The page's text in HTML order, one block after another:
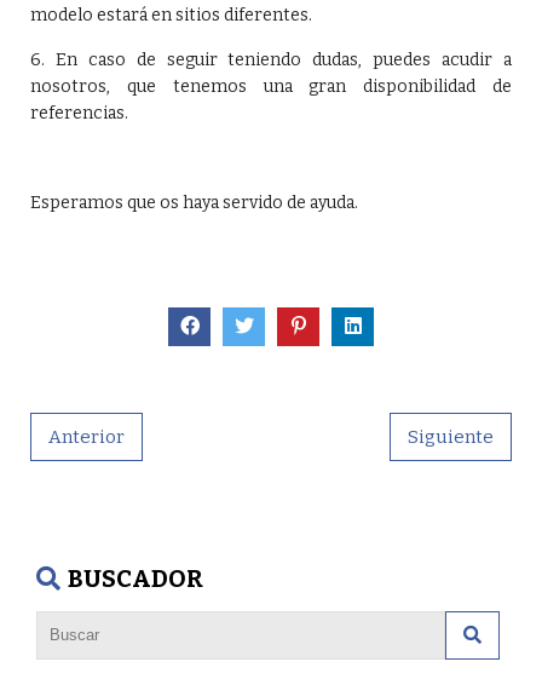
modelo estará en sitios diferentes.
6. En caso de seguir teniendo dudas, puedes acudir a
nosotros, que tenemos una gran disponibilidad de
referencias.
Esperamos que os haya servido de ayuda.
Anterior Siguiente
BUSCADOR